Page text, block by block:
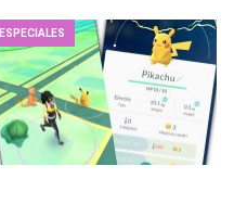
ESPECIALES